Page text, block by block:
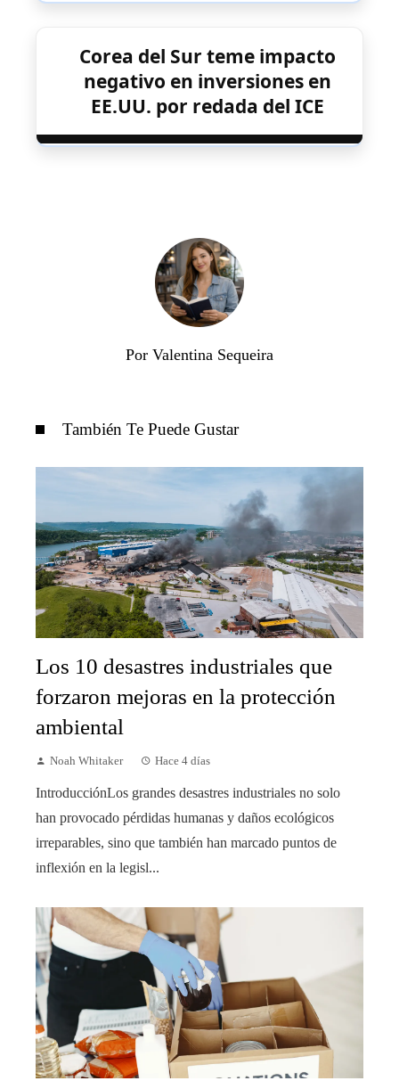
Corea del Sur teme impacto
negativo en inversiones en
EE.UU. por redada del ICE
Por Valentina Sequeira
También Te Puede Gustar
Los 10 desastres industriales que
forzaron mejoras en la protección
ambiental
Noah Whitaker Hace 4 días
IntroducciónLos grandes desastres industriales no solo
han provocado pérdidas humanas y daños ecológicos
irreparables, sino que también han marcado puntos de
inflexión en la legisl...